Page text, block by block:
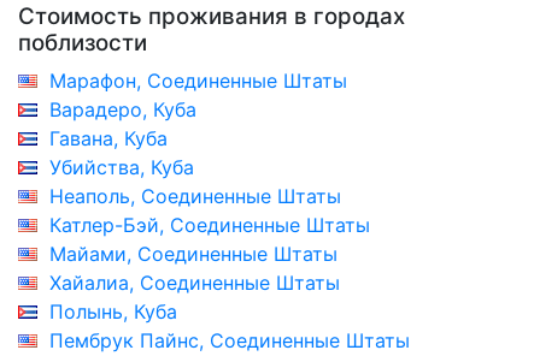
Стоимость проживания в городах
поблизости
Марафон, Соединенные Штаты
Варадеро, Куба
Гавана, Куба
Убийства, Куба
Неаполь, Соединенные Штаты
Катлер-Бэй, Соединенные Штаты
Майами, Соединенные Штаты
Хайалиа, Соединенные Штаты
Полынь, Куба
Пембрук Пайнс, Соединенные Штаты